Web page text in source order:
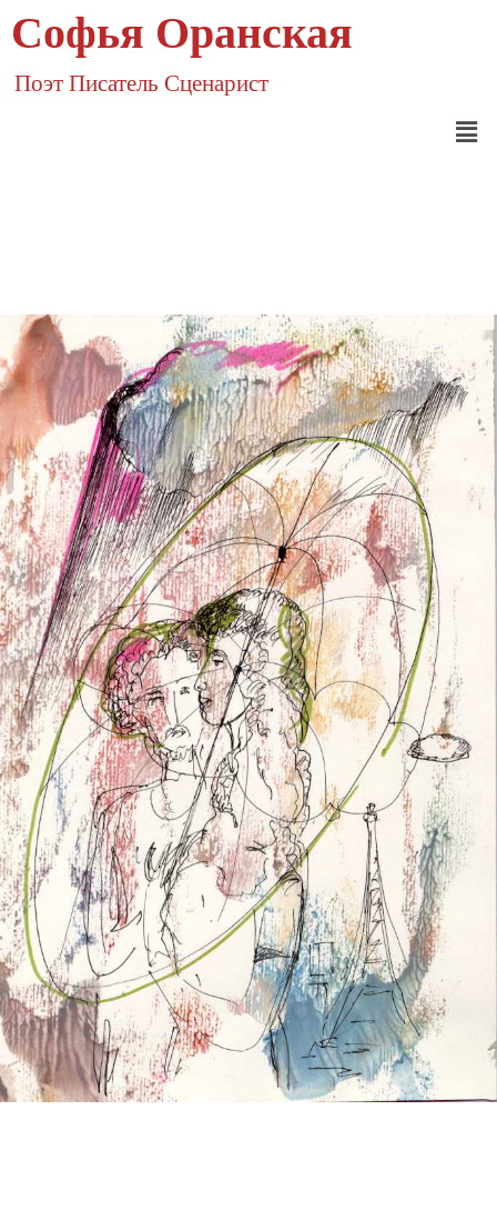
Софья Оранская
Поэт Писатель Сценарист